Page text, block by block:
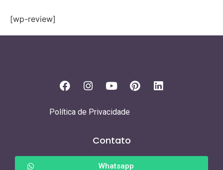
[wp-review]
Política de Privacidade
Contato
Whatsapp